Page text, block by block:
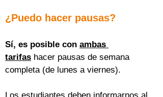
¿Puedo hacer pausas?
Sí, es posible con ambas
tarifas hacer pausas de semana
completa (de lunes a viernes).